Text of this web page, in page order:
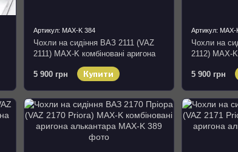
Артикул: MAX-K 384
Чохли на сидіння ВАЗ 2111 (VAZ
2111) MAX-K комбіновані аригона
5 900 грн
Купити
Артикул: MAX-
Чохли на
2112) MAX-K
5 900 грн